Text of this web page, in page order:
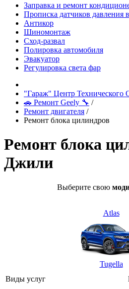
Заправка и ремонт
Прописка датчиков давления
Антикор
Шиномонтаж
Сход-развал
Полировка автомобиля
Эвакуатор
Регулировка света фар
"Гараж" Центр Технического
🚗 Ремонт Geely 🔧 /
Ремонт двигателя /
Ремонт блока цилиндров
Ремонт блока
Джили
Выберите свою
Atlas
Tugella
Виды услуг